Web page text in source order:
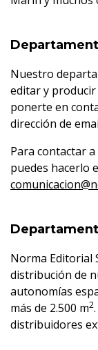
Nuestro
editar y producir
ponerte en
dirección de
Para contactar
puedes hacerlo
Norma Editorial
distribución de
autonomías
más de 2.500 m2
distribuidores